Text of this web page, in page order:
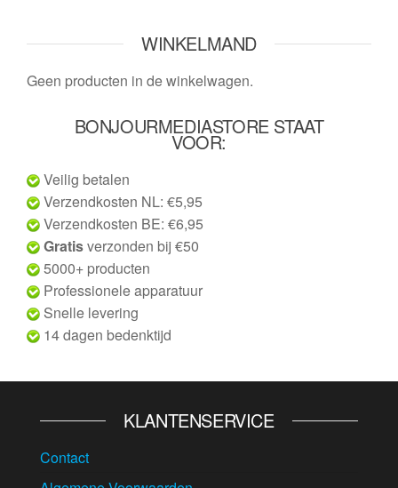
WINKELMAND
Geen producten in de winkelwagen.
BONJOURMEDIASTORE STAAT
VOOR:
Veilig betalen
Verzendkosten NL: €5,95
Verzendkosten BE: €6,95
Gratisverzonden bij €50
5000+ producten
Professionele apparatuur
Snelle levering
14 dagen bedenktijd
KLANTENSERVICE
Contact